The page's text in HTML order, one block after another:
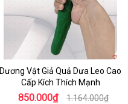
Dương Vật Giả Quả Dưa Leo Cao
Cấp Kích Thích Mạnh
850.000₫ 1.164.000₫